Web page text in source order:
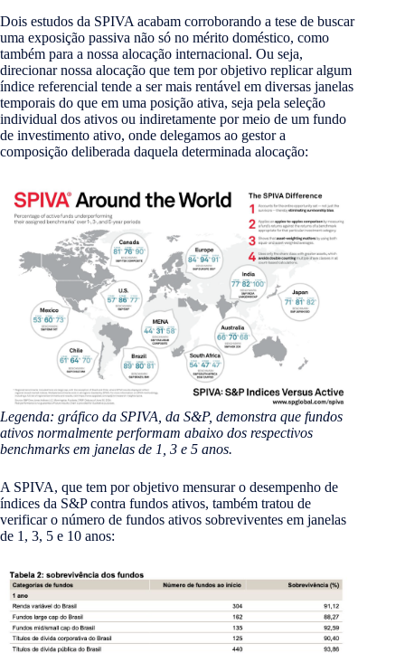
Dois estudos da SPIVA acabam corroborando a tese de buscar
uma exposição passiva não só no mérito doméstico, como
também para a nossa alocação internacional. Ou seja,
direcionar nossa alocação que tem por objetivo replicar algum
índice referencial tende a ser mais rentável em diversas janelas
temporais do que em uma posição ativa, seja pela seleção
individual dos ativos ou indiretamente por meio de um fundo
de investimento ativo, onde delegamos ao gestor a
composição deliberada daquela determinada alocação:
Legenda: gráfico da SPIVA, da S&P, demonstra que fundos
ativos normalmente performam abaixo dos respectivos
benchmarks em janelas de 1, 3 e 5 anos.
A SPIVA, que tem por objetivo mensurar o desempenho de
índices da S&P contra fundos ativos, também tratou de
verificar o número de fundos ativos sobreviventes em janelas
de 1, 3, 5 e 10 anos: